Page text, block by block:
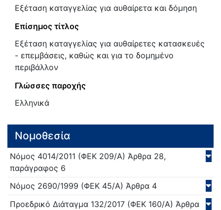
Εξέταση καταγγελίας για αυθαίρετα και δόμηση
Επίσημος τίτλος
Εξέταση καταγγελίας για αυθαίρετες κατασκευές
- επεμβάσεις, καθώς και για το δομημένο
περιβάλλον
Γλώσσες παροχής
Ελληνικά
Νομοθεσία
Νόμος 4014/2011 (ΦΕΚ 209/Α) Άρθρα 28,
παράγραφος 6
Νόμος 2690/1999 (ΦΕΚ 45/Α) Άρθρα 4
Προεδρικό Διάταγμα 132/2017 (ΦΕΚ 160/Α) Άρθρα